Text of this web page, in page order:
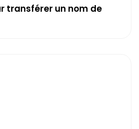
transférer un nom de